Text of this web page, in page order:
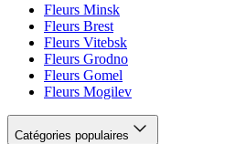
Fleurs Minsk
Fleurs Brest
Fleurs Vitebsk
Fleurs Grodno
Fleurs Gomel
Fleurs Mogilev
Catégories populaires